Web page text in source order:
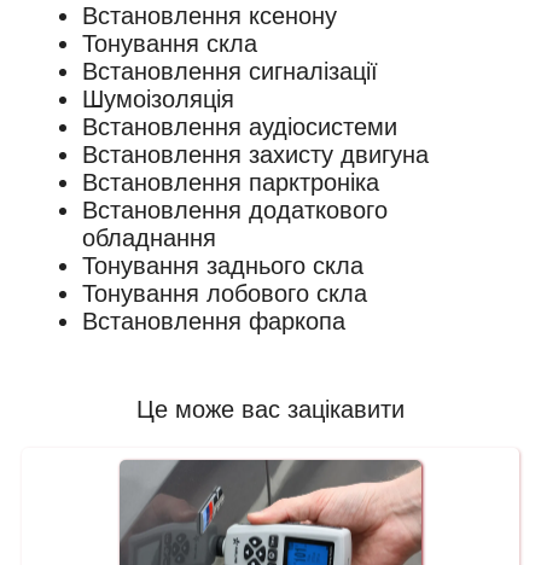
Встановлення ксенону
Тонування скла
Встановлення сигналізації
Шумоізоляція
Встановлення аудіосистеми
Встановлення захисту двигуна
Встановлення парктроніка
Встановлення додаткового
обладнання
Тонування заднього скла
Тонування лобового скла
Встановлення фаркопа
Це може вас зацікавити